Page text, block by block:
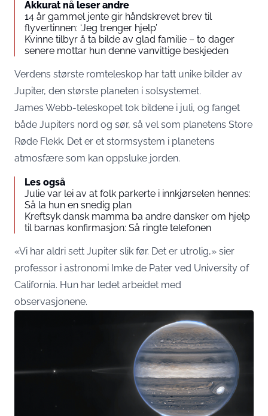
Akkurat nå leser andre
14 år gammel jente gir håndskrevet brev til
flyvertinnen: ‘Jeg trenger hjelp’
Kvinne tilbyr å ta bilde av glad familie – to dager
senere mottar hun denne vanvittige beskjeden
Verdens største romteleskop har tatt unike bilder av
Jupiter, den største planeten i solsystemet.
James Webb-teleskopet tok bildene i juli, og fanget
både Jupiters nord og sør, så vel som planetens Store
Røde Flekk. Det er et stormsystem i planetens
atmosfære som kan oppsluke jorden.
Les også
Julie var lei av at folk parkerte i innkjørselen hennes:
Så la hun en snedig plan
Kreftsyk dansk mamma ba andre dansker om hjelp
til barnas konfirmasjon: Så ringte telefonen
«Vi har aldri sett Jupiter slik før. Det er utrolig,» sier
professor i astronomi Imke de Pater ved University of
California. Hun har ledet arbeidet med
observasjonene.